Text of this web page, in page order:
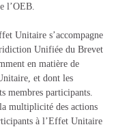
l’OEB.
Unitaire s’accompagne
Unifiée du Brevet
en matière de
et dont les
membres participants.
multiplicité des actions
à l’Effet Unitaire